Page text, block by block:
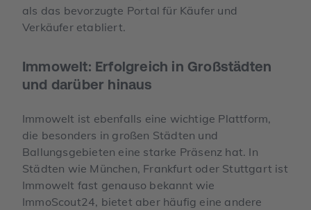
als das bevorzugte Portal für Käufer und
Verkäufer etabliert.
Immowelt: Erfolgreich in Großstädten
und darüber hinaus
Immowelt ist ebenfalls eine wichtige Plattform,
die besonders in großen Städten und
Ballungsgebieten eine starke Präsenz hat. In
Städten wie München, Frankfurt oder Stuttgart ist
Immowelt fast genauso bekannt wie
ImmoScout24, bietet aber häufig eine andere